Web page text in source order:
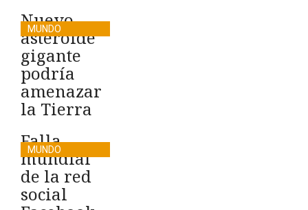
Nuevo
asteroide
gigante
podría
amenazar
la Tierra
MUNDO
Falla
mundial
de la red
social
MUNDO